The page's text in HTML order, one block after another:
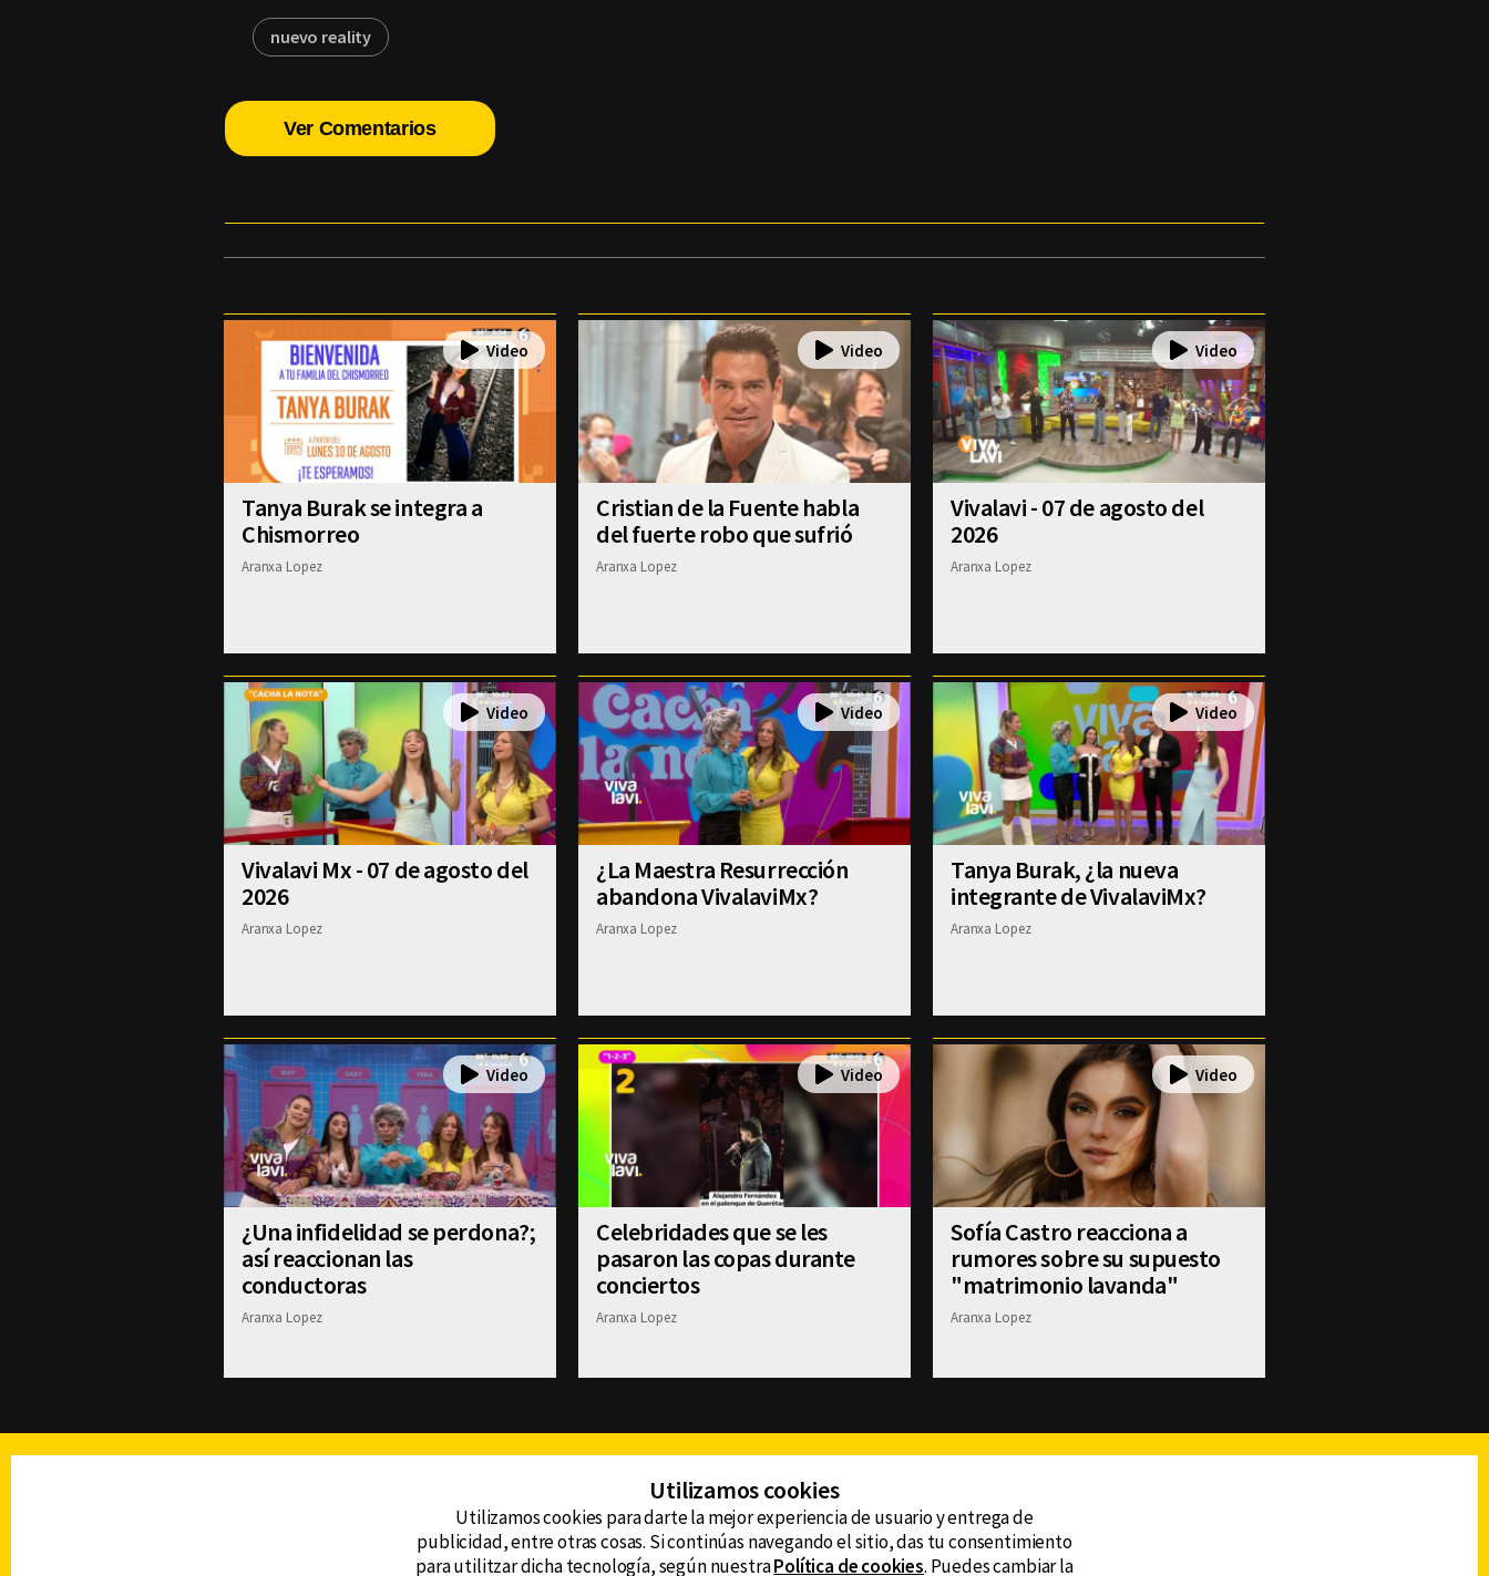
nuevo reality
Ver Comentarios
Tanya Burak se integra a
Chismorreo
Aranxa Lopez
Cristian de la Fuente habla
del fuerte robo que sufrió
Aranxa Lopez
Vivalavi - 07 de agosto del
2026
Aranxa Lopez
Vivalavi Mx - 07 de agosto del
2026
Aranxa Lopez
¿La Maestra Resurrección
abandona VivalaviMx?
Aranxa Lopez
Tanya Burak, ¿la nueva
integrante de VivalaviMx?
Aranxa Lopez
¿Una infidelidad se perdona?;
así reaccionan las
conductoras
Aranxa Lopez
Celebridades que se les
pasaron las copas durante
conciertos
Aranxa Lopez
Sofía Castro reacciona a
rumores sobre su supuesto
"matrimonio lavanda"
Aranxa Lopez
DERECHOS RESERVADOS © CANAL 6 2026
CONTACTO
AVISO DE PRIVACIDAD
Utilizamos cookies
Utilizamos cookies para darte la mejor experiencia de usuario y entrega de
publicidad, entre otras cosas. Si continúas navegando el sitio, das tu consentimiento
para utilitzar dicha tecnología, según nuestraPolítica de cookies. Puedes cambiar la